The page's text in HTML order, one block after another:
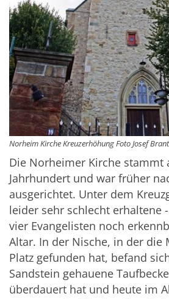
Norheim Kirche Kreuzerhöhung Foto Josef
Die Norheimer Kirche stammt
Jahrhundert und war früher
ausgerichtet. Unter dem
leider sehr schlecht erhaltene
vier Evangelisten noch
Altar. In der Nische, in der die
Platz gefunden hat, befand
Sandstein gehauene
überdauert hat und heute im